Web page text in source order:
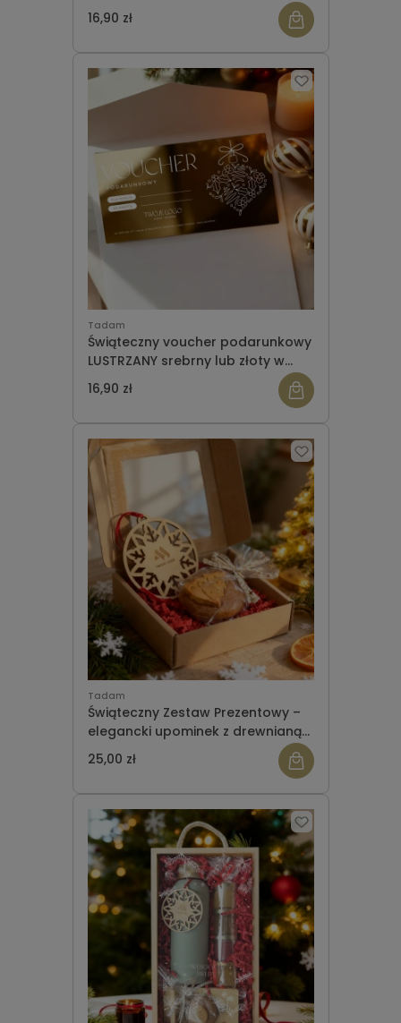
16,90 zł
Tadam
Świąteczny voucher podarunkowy
LUSTRZANY srebrny lub złoty w
16,90 zł
Tadam
Świąteczny Zestaw Prezentowy –
elegancki upominek z drewnianą
ozdobą i piernikiem - ZESTAW 1
25,00 zł